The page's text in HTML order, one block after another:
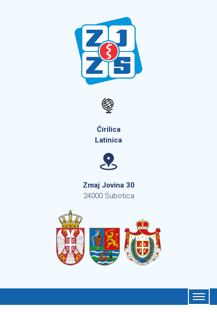
Ćirilica
Latinica
Zmaj Jovina 30
24000 Subotica